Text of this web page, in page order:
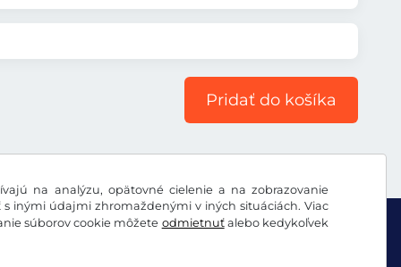
na analýzu, opätovné cielenie a na zobrazovanie
inými údajmi zhromaždenými v iných situáciách. Viac
súborov cookie môžete odmietnuťalebo kedykoľvek
Pridať do košíka